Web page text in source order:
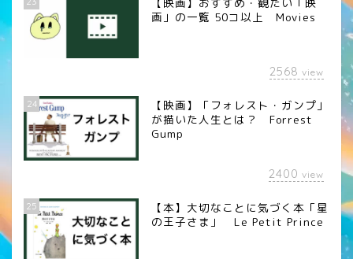
【映画】おすすめ・観たい「映
画」の一覧 50コ以上 Movies
2568 view
24
【映画】「フォレスト・ガンプ」
が描いた人生とは？ Forrest
Gump
2400 view
25
【本】大切なことに気づく本「星
の王子さま」 Le Petit Prince